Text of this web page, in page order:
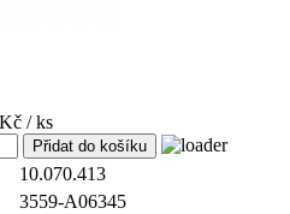
/ ks
10.070.413
3559-A06345